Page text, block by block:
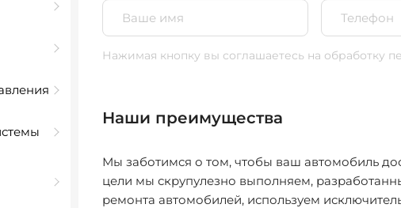
Нажимая кнопку вы соглашаетесь на обработку
Наши преимущества
Мы заботимся о том, чтобы ваш автомобиль
цели мы скрупулезно выполняем,
ремонта автомобилей, используем